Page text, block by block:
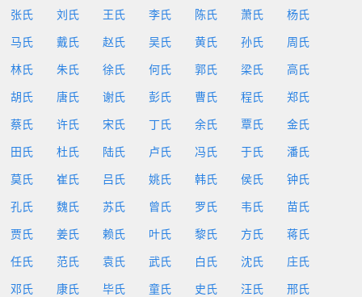
张氏 刘氏 王氏 李氏 陈氏 萧氏 杨氏
马氏 戴氏 赵氏 吴氏 黄氏 孙氏 周氏
林氏 朱氏 徐氏 何氏 郭氏 梁氏 高氏
胡氏 唐氏 谢氏 彭氏 曹氏 程氏 郑氏
蔡氏 许氏 宋氏 丁氏 余氏 覃氏 金氏
田氏 杜氏 陆氏 卢氏 冯氏 于氏 潘氏
莫氏 崔氏 吕氏 姚氏 韩氏 侯氏 钟氏
孔氏 魏氏 苏氏 曾氏 罗氏 韦氏 苗氏
贾氏 姜氏 赖氏 叶氏 黎氏 方氏 蒋氏
任氏 范氏 袁氏 武氏 白氏 沈氏 庄氏
邓氏 康氏 毕氏 童氏 史氏 汪氏 邢氏